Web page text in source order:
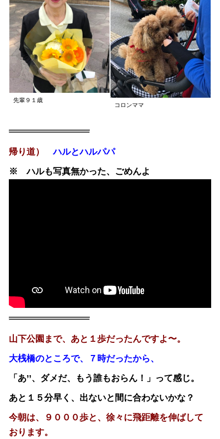
先輩９１歳
コロンママ
帰り道）
ハルとハルパパ
※ ハルも写真無かった、ごめんよ
山下公園まで、あと１歩だったんですよ〜。
大桟橋のところで、７時だったから、
「あ’’、ダメだ、もう誰もおらん！」って感じ。
あと１５分早く、出ないと間に合わないかな？
今朝は、９０００歩と、徐々に飛距離を伸ばして
おります。